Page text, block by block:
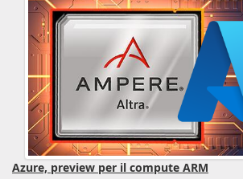
Azure, preview per il compute ARM